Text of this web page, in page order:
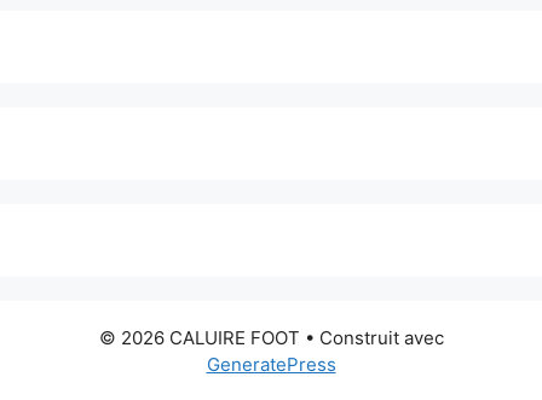
© 2026 CALUIRE FOOT • Construit avec
GeneratePress